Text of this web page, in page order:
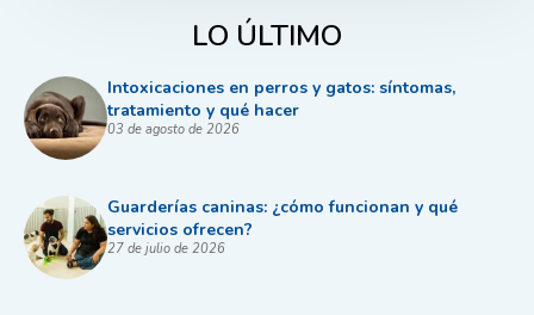
LO ÚLTIMO
Intoxicaciones en perros y gatos: síntomas,
tratamiento y qué hacer
03 de agosto de 2026
Guarderías caninas: ¿cómo funcionan y qué
servicios ofrecen?
27 de julio de 2026